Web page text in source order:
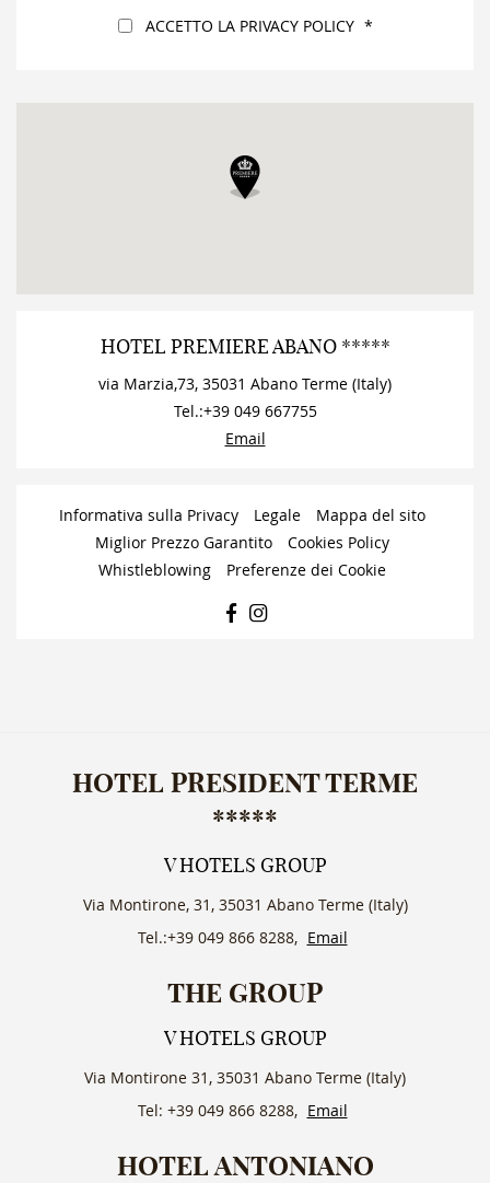
ACCETTO LA PRIVACY POLICY *
HOTEL PREMIERE ABANO *****
via Marzia,73, 35031 Abano Terme (Italy)
Tel.:+39 049 667755
Email
Informativa sulla Privacy Legale
Mappa del sito
Miglior Prezzo Garantito
Cookies Policy
Whistleblowing
Preferenze dei Cookie
FACEBOOK
HOTEL PRESIDENT TERME
*****
V HOTELS GROUP
Via Montirone, 31, 35031 Abano Terme (Italy)
Tel.:+39 049 866 8288, Email
THE GROUP
V HOTELS GROUP
Via Montirone 31, 35031 Abano Terme (Italy)
Tel: +39 049 866 8288, Email
HOTEL ANTONIANO